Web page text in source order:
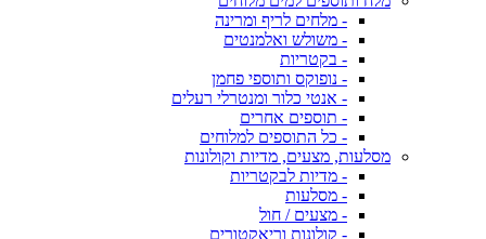
- מלחים לריף ומרינה
- משולש ואלמנטים
- בקטריות
- נופוקס ותוספי פחמן
- אנטי כלור ומנטרלי רעלים
- תוספים אחרים
- כל התוספים למלוחים
מסלעות, מצעים, מדיות וקולונות
- מדיות לבקטריות
- מסלעות
- מצעים / חול
- קולונות וריאקטורים